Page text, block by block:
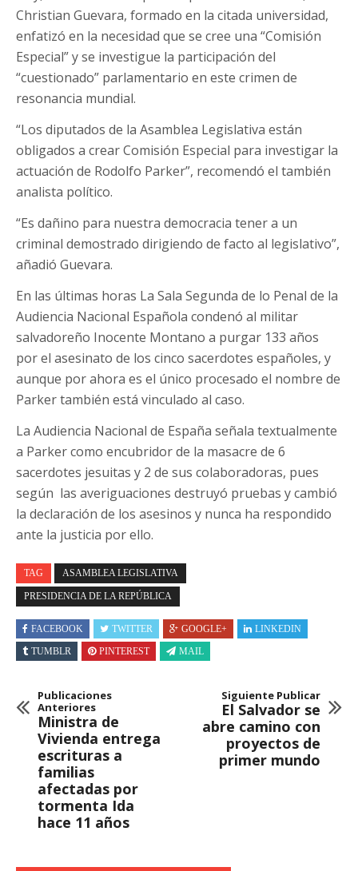
Christian Guevara, formado en la citada universidad,
enfatizó en la necesidad que se cree una “Comisión
Especial” y se investigue la participación del
“cuestionado” parlamentario en este crimen de
resonancia mundial.
“Los diputados de la Asamblea Legislativa están
obligados a crear Comisión Especial para investigar la
actuación de Rodolfo Parker”, recomendó el también
analista político.
“Es dañino para nuestra democracia tener a un
criminal demostrado dirigiendo de facto al legislativo”,
añadió Guevara.
En las últimas horas La Sala Segunda de lo Penal de la
Audiencia Nacional Española condenó al militar
salvadoreño Inocente Montano a purgar 133 años
por el asesinato de los cinco sacerdotes españoles, y
aunque por ahora es el único procesado el nombre de
Parker también está vinculado al caso.
La Audiencia Nacional de España señala textualmente
a Parker como encubridor de la masacre de 6
sacerdotes jesuitas y 2 de sus colaboradoras, pues
según las averiguaciones destruyó pruebas y cambió
la declaración de los asesinos y nunca ha respondido
ante la justicia por ello.
TAG ASAMBLEA LEGISLATIVA
PRESIDENCIA DE LA REPÚBLICA
FACEBOOK TWITTER GOOGLE+
LINKEDIN
TUMBLR
PINTEREST MAIL
Publicaciones
Anteriores
Ministra de
Vivienda entrega
escrituras a
familias
afectadas por
tormenta Ida
hace 11 años
Siguiente Publicar
El Salvador se
abre camino con
proyectos de
primer mundo